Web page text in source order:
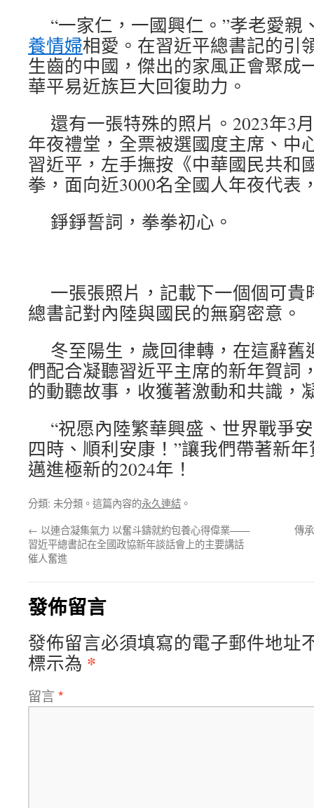
“一家仁，一國興仁。”孝老愛親
養情婦相愛。在習近平總書記的引
生齒的中國，傑出的家風正會聚成
華平易近族巨大回復助力。
還有一張特殊的照片。2023年3
年夜禮堂，全票被選國度主席、中
習近平，左手撫按《中華國民共和
拳，面向近3000名全國人年夜代表
錚錚誓詞，拳拳初心。
一張張照片，記載下一個個可
總書記對內陸與國民的無窮密意。
冬至陽生，歲回律轉，在這辭
們配合凝聽習近平主席的新年賀詞
的動聽故事，收獲著激動和共識，
“祝愿內陸繁華興盛、世界戰爭
四時、順利安康！”讓我們帶著新
邁進極新的2024年！
分類: 未分類。這篇內容的永久連結 。
← 以連合凝集氣力 以奮斗鑄就約包養心得偉業——
習近平總書記在全國政協新年談話會上的主要講話
催人奮進
傳
發佈留言
發佈留言必須填寫的電子郵件地址
標示為 *
留言 *